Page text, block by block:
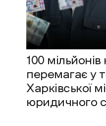
100
перемагає у
Харківської
юридичного